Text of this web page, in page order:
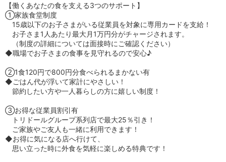
【働くあなたの食を支える3つのサポート】
①家族食堂制度
15歳以下のお子さまがいる従業員を対象に専用カードを支給！
お子さま1人あたり最大月1万円分がチャージされます。
（制度の詳細については面接時にご確認ください）
◆職場でお子さまの食事を見守れるので安心♪
②1食120円で800円分食べられるまかない有
◆ごはん代が浮いて家計にやさしい！
節約したい方や一人暮らしの方に嬉しい制度！
③お得な従業員割引有
トリドールグループ系列店で最大25％引き！
ご家族やご友人も一緒に利用できます！
◆お得に気になる店へ行けて、
思い立った時に外食を気軽に楽しめる特典です！